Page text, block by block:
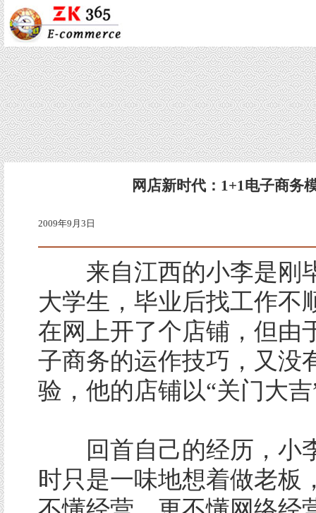
网店新时代：1+1电子商务
2009年9月3日
来自江西的小李是刚
大学生，毕业后找工作不
在网上开了个店铺，但由
子商务的运作技巧，又没
验，他的店铺以“关门大
回首自己的经历，小
时只是一味地想着做老板